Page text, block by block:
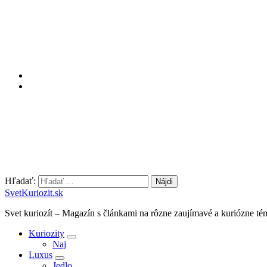
Hľadať:
SvetKuriozit.sk
Svet kuriozít – Magazín s článkami na rôzne zaujímavé a kuriózne
Kuriozity
Naj
Luxus